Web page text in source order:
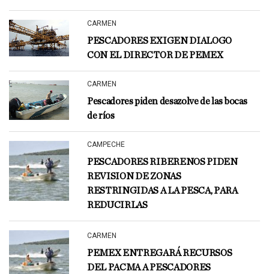
CARMEN
PESCADORES EXIGEN DIALOGO
CON EL DIRECTOR DE PEMEX
CARMEN
Pescadores piden desazolve de las bocas
de ríos
CAMPECHE
PESCADORES RIBERENOS PIDEN
REVISION DE ZONAS
RESTRINGIDAS A LA PESCA, PARA
REDUCIRLAS
CARMEN
PEMEX ENTREGARÁ RECURSOS
DEL PACMA A PESCADORES